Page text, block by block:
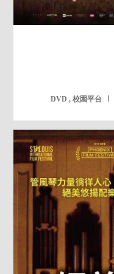
DVD , 校園平台